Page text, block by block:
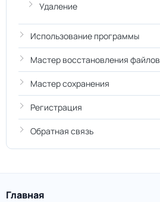
Удаление
Использование программы
Мастер восстановления файлов
Мастер сохранения
Регистрация
Обратная связь
Главная